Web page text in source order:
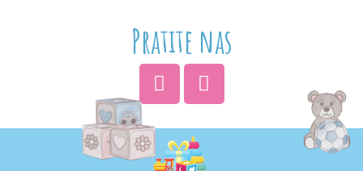
Pratite nas